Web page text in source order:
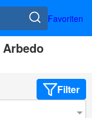
Favoriten
Filter